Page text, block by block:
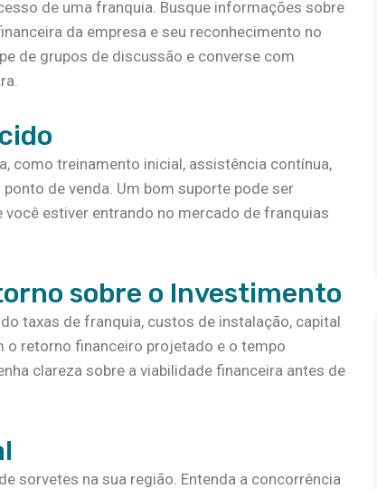
de uma franquia. Busque informações sobre
da empresa e seu reconhecimento no
de grupos de discussão e converse com
como treinamento inicial, assistência contínua,
de venda. Um bom suporte pode ser
estiver entrando no mercado de franquias
sobre o Investimento
taxas de franquia, custos de instalação, capital
o retorno financeiro projetado e o tempo
clareza sobre a viabilidade financeira antes de
sorvetes na sua região. Entenda a concorrência